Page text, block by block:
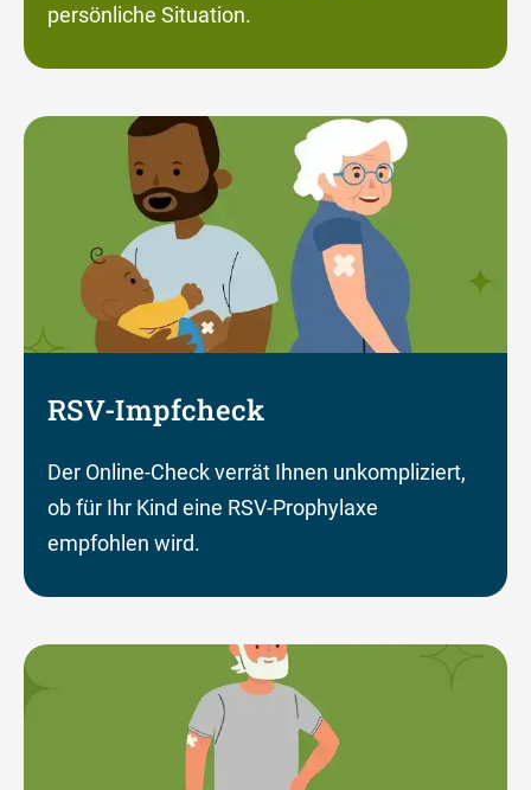
persönliche Situation.
RSV-Impfcheck
Der Online-Check verrät Ihnen unkompliziert,
ob für Ihr Kind eine RSV-Prophylaxe
empfohlen wird.